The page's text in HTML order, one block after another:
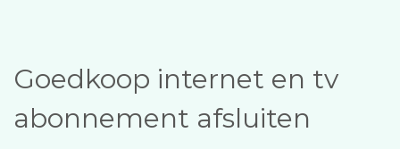
Goedkoop internet en tv
abonnement afsluiten